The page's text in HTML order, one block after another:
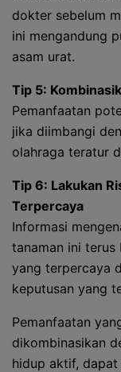
dokter sebelum
ini mengandung
asam urat.
Tip 5:
Pemanfaatan
jika diimbangi
olahraga teratur
Tip 6: Lakukan
Terpercaya
Informasi
tanaman ini terus
yang terpercaya
keputusan yang
Pemanfaatan
dikombinasikan
hidup aktif,